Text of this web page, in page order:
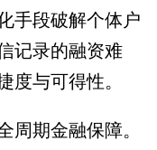
手段破解个体户
记录的融资难
度与可得性。
期金融保障。